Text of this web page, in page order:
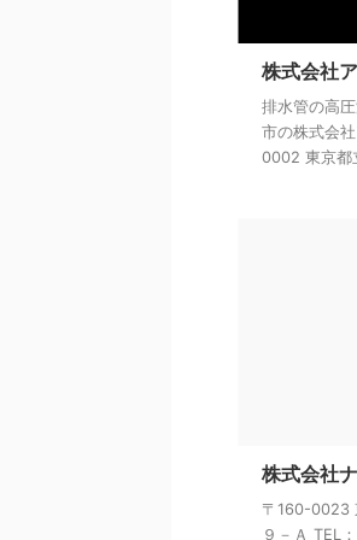
株式会社
排水管の高
市の株式会
0002 東京都
株式会社
〒160-0023
９－Ａ TEL